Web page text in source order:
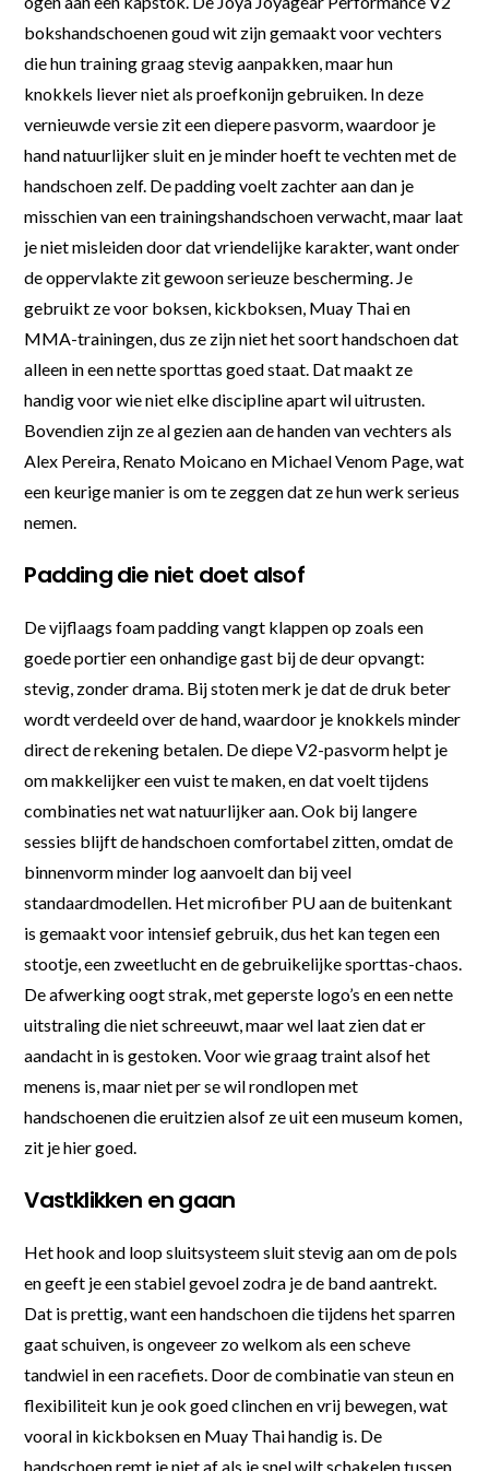
bokshandschoenen goud wit zijn gemaakt voor vechters
die hun training graag stevig aanpakken, maar hun
knokkels liever niet als proefkonijn gebruiken. In deze
vernieuwde versie zit een diepere pasvorm, waardoor je
hand natuurlijker sluit en je minder hoeft te vechten met de
handschoen zelf. De padding voelt zachter aan dan je
misschien van een trainingshandschoen verwacht, maar laat
je niet misleiden door dat vriendelijke karakter, want onder
de oppervlakte zit gewoon serieuze bescherming. Je
gebruikt ze voor boksen, kickboksen, Muay Thai en
MMA-trainingen, dus ze zijn niet het soort handschoen dat
alleen in een nette sporttas goed staat. Dat maakt ze
handig voor wie niet elke discipline apart wil uitrusten.
Bovendien zijn ze al gezien aan de handen van vechters als
Alex Pereira, Renato Moicano en Michael Venom Page, wat
een keurige manier is om te zeggen dat ze hun werk serieus
nemen.
Padding die niet doet alsof
De vijflaags foam padding vangt klappen op zoals een
goede portier een onhandige gast bij de deur opvangt:
stevig, zonder drama. Bij stoten merk je dat de druk beter
wordt verdeeld over de hand, waardoor je knokkels minder
direct de rekening betalen. De diepe V2-pasvorm helpt je
om makkelijker een vuist te maken, en dat voelt tijdens
combinaties net wat natuurlijker aan. Ook bij langere
sessies blijft de handschoen comfortabel zitten, omdat de
binnenvorm minder log aanvoelt dan bij veel
standaardmodellen. Het microfiber PU aan de buitenkant
is gemaakt voor intensief gebruik, dus het kan tegen een
stootje, een zweetlucht en de gebruikelijke sporttas-chaos.
De afwerking oogt strak, met geperste logo’s en een nette
uitstraling die niet schreeuwt, maar wel laat zien dat er
aandacht in is gestoken. Voor wie graag traint alsof het
menens is, maar niet per se wil rondlopen met
handschoenen die eruitzien alsof ze uit een museum komen,
zit je hier goed.
Vastklikken en gaan
Het hook and loop sluitsysteem sluit stevig aan om de pols
en geeft je een stabiel gevoel zodra je de band aantrekt.
Dat is prettig, want een handschoen die tijdens het sparren
gaat schuiven, is ongeveer zo welkom als een scheve
tandwiel in een racefiets. Door de combinatie van steun en
flexibiliteit kun je ook goed clinchen en vrij bewegen, wat
vooral in kickboksen en Muay Thai handig is. De
handschoen remt je niet af als je snel wilt schakelen tussen